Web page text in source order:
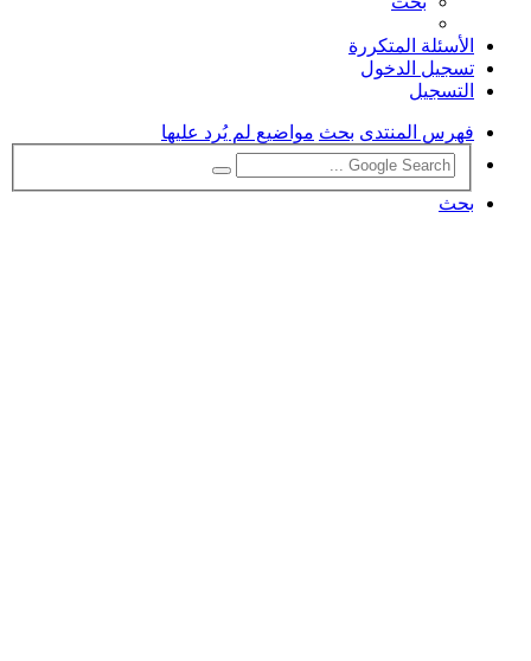
الأسئلة المتكررة
تسجيل الدخول
التسجيل
فهرس المنتدى بحث مواضيع لم يُرد عليها
بحث